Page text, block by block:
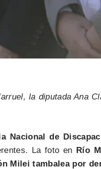
la diputada Ana
Nacional de
La foto en Río
Milei tambalea por